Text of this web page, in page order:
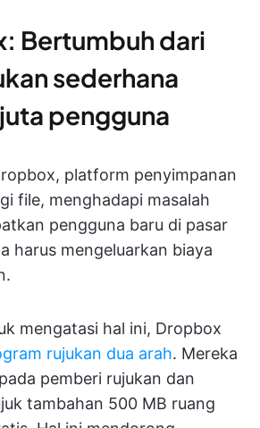
Bertumbuh dari
sederhana
pengguna
platform penyimpanan
file, menghadapi masalah
pengguna baru di pasar
harus mengeluarkan biaya
mengatasi hal ini, Dropbox
rujukan dua arah. Mereka
pemberi rujukan dan
tambahan 500 MB ruang